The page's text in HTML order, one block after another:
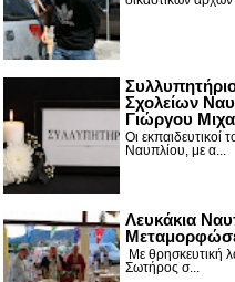
Σχολείων
Γιώργου
Οι εκπαιδευτικοί
Ναυπλίου, με α...
Λευκάκια
Με θρησκευτική
Σωτήρος σ...